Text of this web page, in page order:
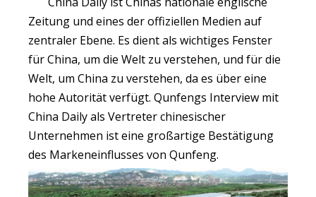
Zeitung und eines der offiziellen Medien auf
zentraler Ebene. Es dient als wichtiges Fenster
für China, um die Welt zu verstehen, und für die
Welt, um China zu verstehen, da es über eine
hohe Autorität verfügt. Qunfengs Interview mit
China Daily als Vertreter chinesischer
Unternehmen ist eine großartige Bestätigung
des Markeneinflusses von Qunfeng.